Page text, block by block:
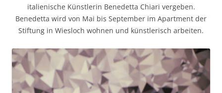
italienische Künstlerin Benedetta Chiari vergeben.
Benedetta wird von Mai bis September im Apartment der
Stiftung in Wiesloch wohnen und künstlerisch arbeiten.